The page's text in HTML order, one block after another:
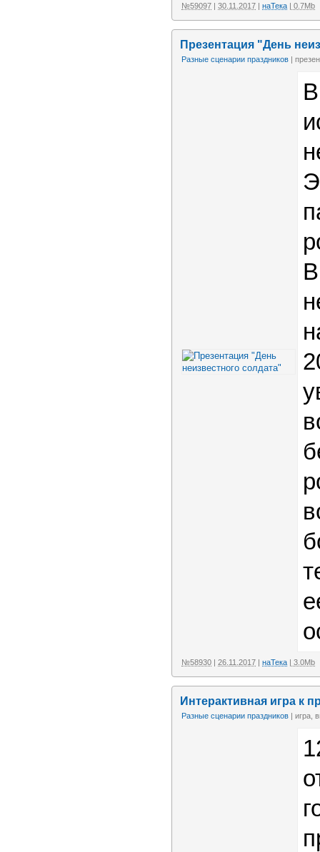
№59097 | 30.11.2017 | наТека | 0.7Mb
Презентация "День
Разные сценарии праздников |
№58930 | 26.11.2017 | наТека | 3.0Mb
Интерактивная игра к
Разные сценарии праздников | игра,